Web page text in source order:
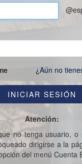
¿Aún no
Atención:
no tenga usuario, o
dirigirse a la
del menú Cuenta